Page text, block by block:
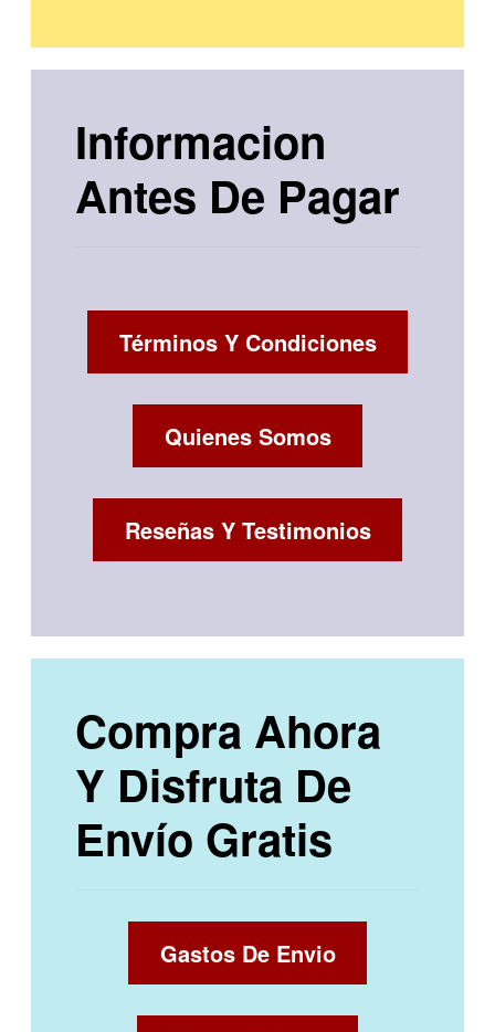
Informacion
Antes De Pagar
Términos Y Condiciones
Quienes Somos
Reseñas Y Testimonios
Compra Ahora
Y Disfruta De
Envío Gratis
Gastos De Envio